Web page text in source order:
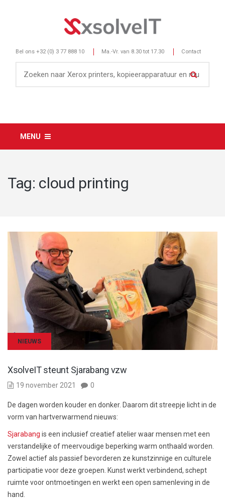
Bel ons +32 (0) 3 77 888 10 Ma.-Vr. van 8.30 tot 17.30 Contact
MENU
Tag: cloud printing
NIEUWS
XsolveIT steunt Sjarabang vzw
19 november 2021 0
De dagen worden kouder en donker. Daarom dit streepje licht in de
vorm van hartverwarmend nieuws:
Sjarabang is een inclusief creatief atelier waar mensen met een
verstandelijke of meervoudige beperking warm onthaald worden.
Zowel actief als passief bevorderen ze kunstzinnige en culturele
participatie voor deze groepen. Kunst werkt verbindend, schept
ruimte voor ontmoetingen en werkt een open samenleving in de
hand.